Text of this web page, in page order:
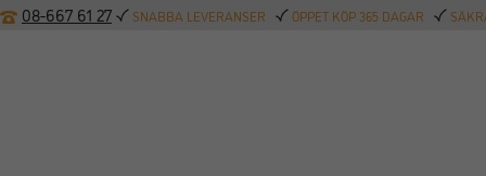
08-667 61 27 SNABBA LEVERANSER ÖPPET KÖP 365 DAGAR